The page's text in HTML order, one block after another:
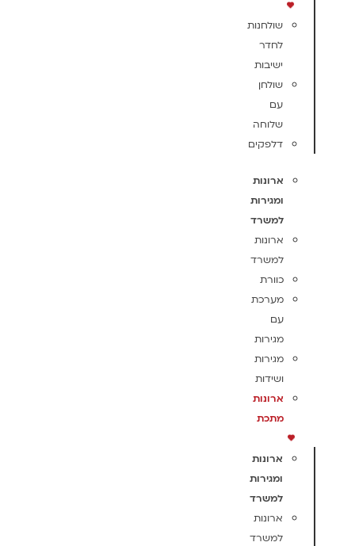
שולחנות
לחדר
ישיבות
שולחן
עם
שלוחה
דלפקים
ארונות
ומגירות
למשרד
ארונות
למשרד
כוורת
מערכת
עם
מגירות
מגירות
ושידות
ארונות
מתכת
ארונות
ומגירות
למשרד
ארונות
למשרד